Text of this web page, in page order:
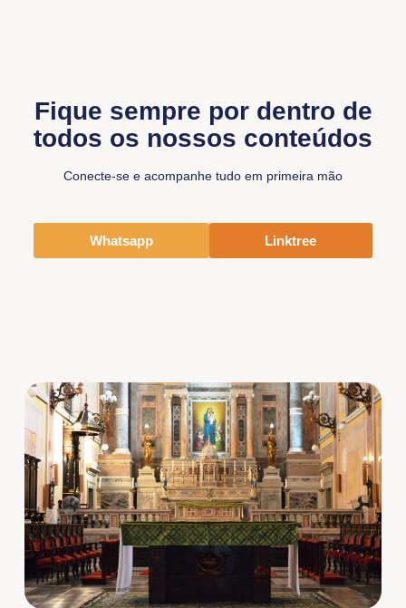
Fique sempre por dentro de
todos os nossos conteúdos
Conecte-se e acompanhe tudo em primeira mão
Whatsapp Linktree